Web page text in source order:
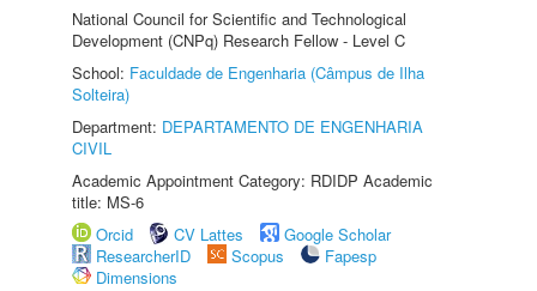
National Council for Scientific and Technological
Development (CNPq) Research Fellow - Level C
School: Faculdade de Engenharia (Câmpus de Ilha
Solteira)
Department: DEPARTAMENTO DE ENGENHARIA
CIVIL
Academic Appointment Category: RDIDP Academic
title: MS-6
Orcid
CV Lattes
Google Scholar
ResearcherID
Scopus
Fapesp
Dimensions